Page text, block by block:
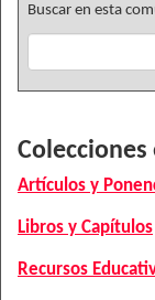
Buscar en esta
Artículos y
Libros y Capítulos
Recursos